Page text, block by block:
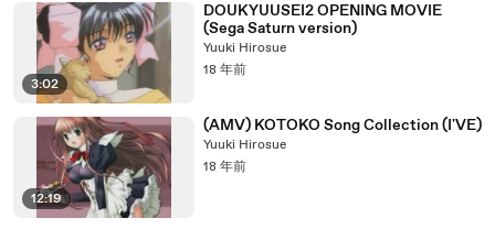
3:02
DOUKYUUSEI2 OPENING MOVIE
(Sega Saturn version)
Yuuki Hirosue
18 年前
12:19
(AMV) KOTOKO Song Collection (I'VE)
Yuuki Hirosue
18 年前